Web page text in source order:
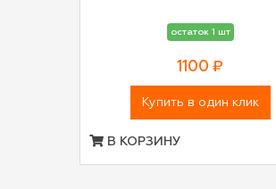
остаток 1 шт
1100 ₽
Купить в один клик
В КОРЗИНУ